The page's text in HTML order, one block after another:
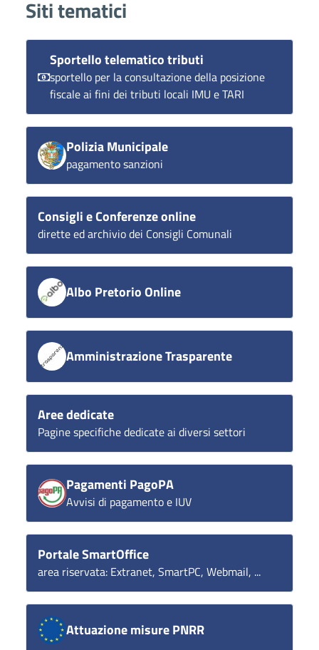
Siti tematici
Sportello telematico tributi
sportello per la consultazione della posizione
fiscale ai fini dei tributi locali IMU e TARI
Polizia Municipale
pagamento sanzioni
Consigli e Conferenze online
dirette ed archivio dei Consigli Comunali
Albo Pretorio Online
Amministrazione Trasparente
Aree dedicate
Pagine specifiche dedicate ai diversi settori
Pagamenti PagoPA
Avvisi di pagamento e IUV
Portale SmartOffice
area riservata: Extranet, SmartPC, Webmail, ...
Attuazione misure PNRR